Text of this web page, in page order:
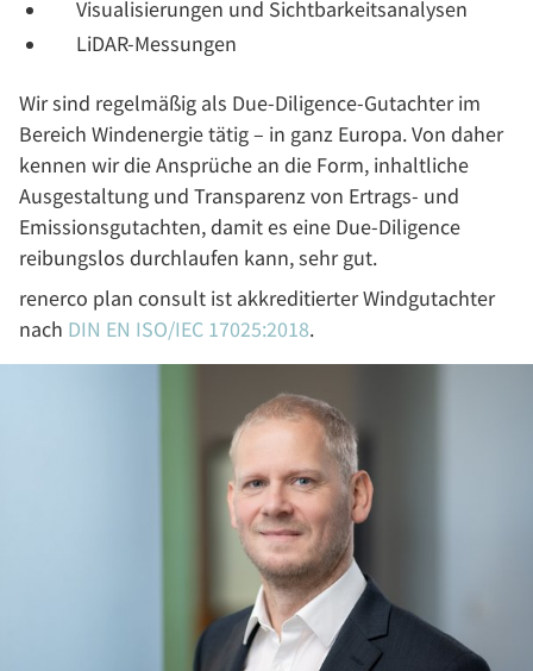
Visualisierungen und Sichtbarkeitsanalysen
LiDAR-Messungen
Wir sind regelmäßig als Due-Diligence-Gutachter im
Bereich Windenergie tätig – in ganz Europa. Von daher
kennen wir die Ansprüche an die Form, inhaltliche
Ausgestaltung und Transparenz von Ertrags- und
Emissionsgutachten, damit es eine Due-Diligence
reibungslos durchlaufen kann, sehr gut.
renerco plan consult ist akkreditierter Windgutachter
nach DIN EN ISO/IEC 17025:2018.